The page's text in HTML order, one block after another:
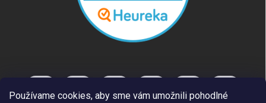
Používame cookies, aby sme vám umožnili pohodlné